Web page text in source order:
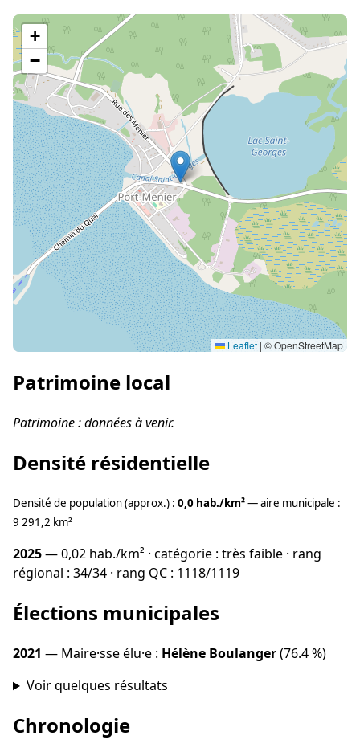
+
−
Leaflet | © OpenStreetMap
Patrimoine local
Patrimoine : données à venir.
Densité résidentielle
Densité de population (approx.) : 0,0 hab./km²— aire municipale :
9 291,2 km²
2025— 0,02 hab./km² · catégorie : très faible · rang
régional : 34/34 · rang QC : 1118/1119
Élections municipales
2021 — Maire·sse élu·e : Hélène Boulanger(76.4 %)
Voir quelques résultats
Chronologie